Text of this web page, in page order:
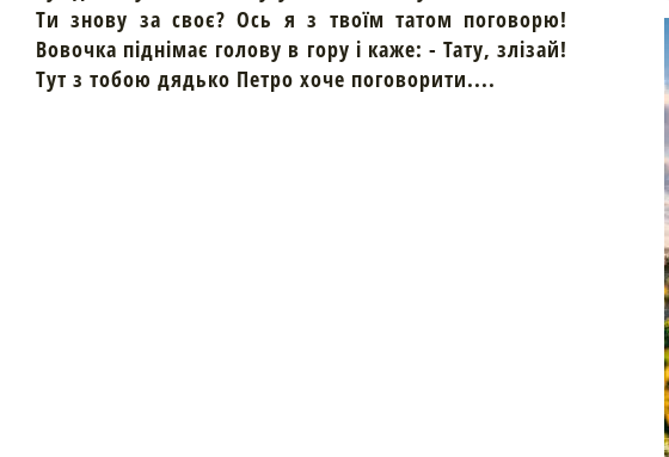
Ти знову за своє? Ось я з твоїм татом поговорю!
Вовочка піднімає голову в гору і каже: - Тату, злізай!
Тут з тобою дядько Петро хоче поговорити....